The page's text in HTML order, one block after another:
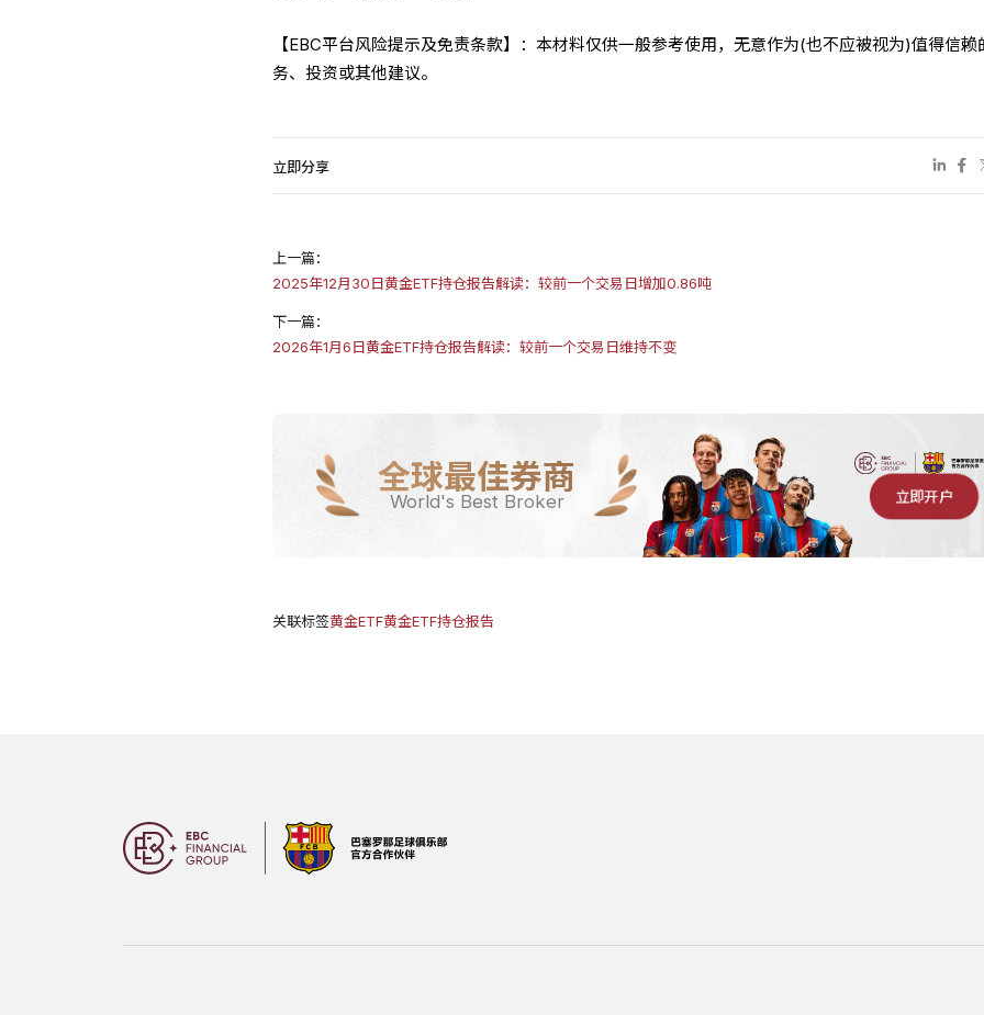
【EBC平台风险提示及免责条款】：本材料仅供一般参考使用，无意作为(也不应被视为)值得信赖
务、投资或其他建议。
立即分享
上一篇：
2025年12月30日黄金ETF持仓报告解读：较前一个交易日增加0.86吨
下一篇：
2026年1月6日黄金ETF持仓报告解读：较前一个交易日维持不变
全球最佳券商
World's Best Broker 立即开户
关联标签黄金ETF黄金ETF持仓报告